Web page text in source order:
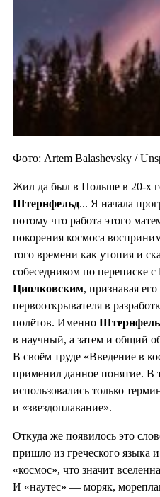
Фото: Artem Balashevsky /
Жил да был в Польше в 20-х
Штернфельд... Я начала
потому что работа этого
покорения космоса
того времени как утопия и
собеседником по переписке с
Циолковским, признавая
первооткрывателя в
полётов. Именно
в научный, а затем и общий
В своём труде «Введение в
применил данное понятие. В
использовались только
и «звездоплавание».
Откуда же появилось это
пришло из греческого языка
«космос», что значит
И «наутес» — моряк,